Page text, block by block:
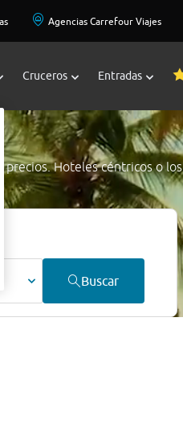
Agencias Carrefour Viajes
Cruceros Entradas
precios. Hoteles céntricos o los
Buscar